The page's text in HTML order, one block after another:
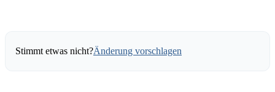
Stimmt etwas nicht?Änderung vorschlagen